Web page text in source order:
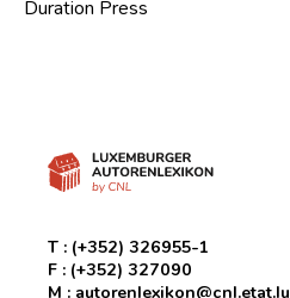
Duration Press
T : (+352) 326955-1
F : (+352) 327090
M : autorenlexikon@cnl.etat.lu